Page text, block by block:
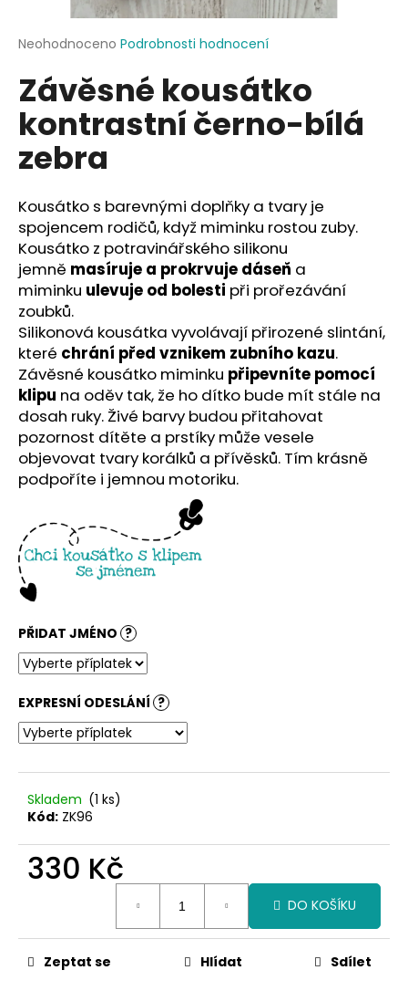
Průměrné
produktu
je
0,0
5
hvězdiček.
Neohodnoceno Podrobnosti hodnocení
Závěsné kousátko
kontrastní černo-bílá
zebra
Kousátko s barevnými doplňky a tvary je
spojencem rodičů, když miminku rostou zuby.
Kousátko z potravinářského silikonu
jemně masíruje a prokrvuje dáseň a
miminku ulevuje od bolesti při prořezávání
zoubků.
Silikonová kousátka vyvolávají přirozené slintání,
které chrání před vznikem zubního kazu.
Závěsné kousátko miminku připevníte pomocí
klipu na oděv tak, že ho dítko bude mít stále na
dosah ruky. Živé barvy budou přitahovat
pozornost dítěte a prstíky může vesele
objevovat tvary korálků a přívěsků. Tím krásně
podpoříte i jemnou motoriku.
PŘIDAT JMÉNO ?
EXPRESNÍ ODESLÁNÍ ?
Skladem (1 ks)
Kód: ZK96
330 Kč
DO KOŠÍKU
Zeptat se Hlídat Sdílet
j
t
?
HLEDAT
D
o
p
o
r
u
č
u
j
e
m